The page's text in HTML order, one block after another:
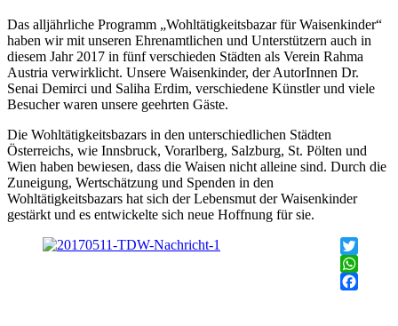
Das alljährliche Programm „Wohltätigkeitsbazar für Waisenkinder“
haben wir mit unseren Ehrenamtlichen und Unterstützern auch in
diesem Jahr 2017 in fünf verschieden Städten als Verein Rahma
Austria verwirklicht. Unsere Waisenkinder, der AutorInnen Dr.
Senai Demirci und Saliha Erdim, verschiedene Künstler und viele
Besucher waren unsere geehrten Gäste.
Die Wohltätigkeitsbazars in den unterschiedlichen Städten
Österreichs, wie Innsbruck, Vorarlberg, Salzburg, St. Pölten und
Wien haben bewiesen, dass die Waisen nicht alleine sind. Durch die
Zuneigung, Wertschätzung und Spenden in den
Wohltätigkeitsbazars hat sich der Lebensmut der Waisenkinder
gestärkt und es entwickelte sich neue Hoffnung für sie.
Twitter